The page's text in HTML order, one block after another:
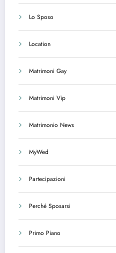
Lo Sposo
Location
Matrimoni Gay
Matrimoni Vip
Matrimonio News
MyWed
Partecipazioni
Perché Sposarsi
Primo Piano